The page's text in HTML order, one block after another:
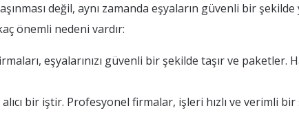
değil, aynı zamanda eşyaların güvenli bir
önemli nedeni vardır:
eşyalarınızı güvenli bir şekilde taşır ve paketler.
bir iştir. Profesyonel firmalar, işleri hızlı ve verimli